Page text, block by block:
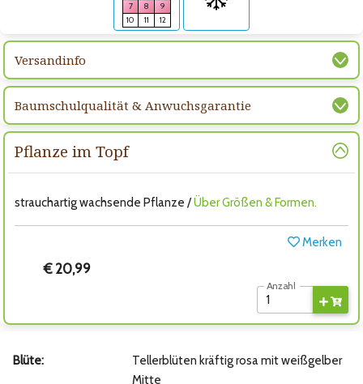
7
8
9
10
11 12
Versandinfo
Baumschulqualität & Anwuchsgarantie
Pflanze im Topf
strauchartig wachsende Pflanze /Über Größen & Formen.
Merken
€ 20,99
Anzahl
Blüte:
Tellerblüten kräftig rosa mit weißgelber
Mitte